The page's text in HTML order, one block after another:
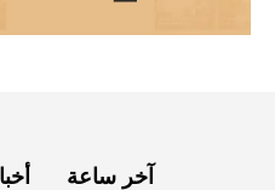
آخر ساعة